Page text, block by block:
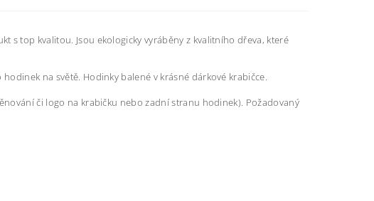
s top kvalitou. Jsou ekologicky vyráběny z kvalitního dřeva, které
na světě. Hodinky balené v krásné dárkové krabičce.
či logo na krabičku nebo zadní stranu hodinek). Požadovaný